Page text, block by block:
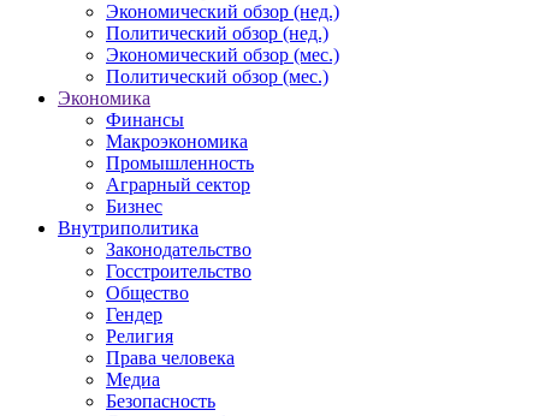
Экономический обзор (нед.)
Политический обзор (нед.)
Экономический обзор (мес.)
Политический обзор (мес.)
Экономика
Финансы
Макроэкономика
Промышленность
Аграрный сектор
Бизнес
Внутриполитика
Законодательство
Госстроительство
Общество
Гендер
Религия
Права человека
Медиа
Безопасность